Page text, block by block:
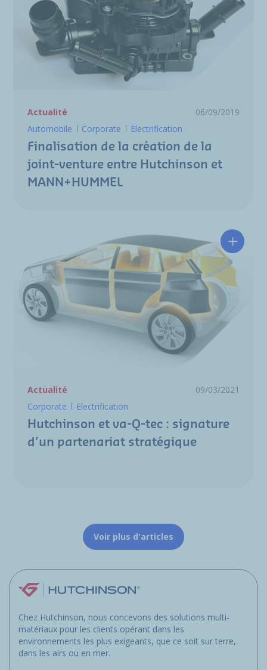
Actualité
06/09/2019
Automobile
Corporate Electrification
Finalisation de la création de la
joint-venture entre Hutchinson et
MANN+HUMMEL
Actualité
09/03/2021
Corporate
Electrification
Hutchinson et va-Q-tec : signature
d’un partenariat stratégique
Voir plus d'articles
Chez Hutchinson, nous concevons des solutions multi-
matériaux pour les clients opérant dans les
environnements les plus exigeants, que ce soit sur terre,
dans les airs ou en mer.